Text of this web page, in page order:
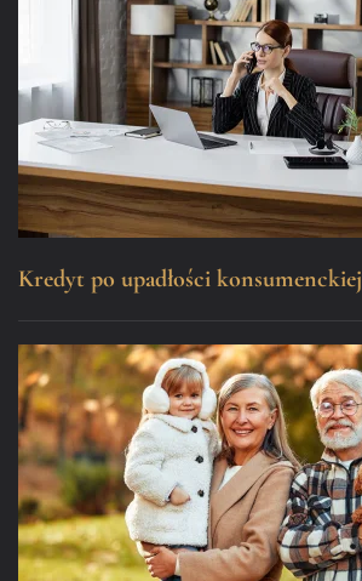
Kredyt po upadłości konsumenckiej